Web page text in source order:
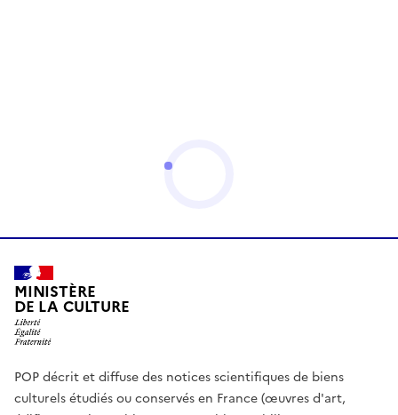
MINISTÈRE
DE LA CULTURE
POP décrit et diffuse des notices scientifiques de biens
culturels étudiés ou conservés en France (œuvres d'art,